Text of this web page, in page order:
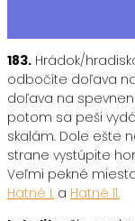
183. Hrádok/
odbočíte doľava
doľava na
potom sa peši
skalám. Dole ešte
strane vystúpite
Veľmi pekné
Hatné I. a Hatné II.